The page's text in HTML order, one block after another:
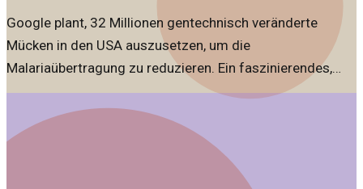
Google plant, 32 Millionen gentechnisch veränderte
Mücken in den USA auszusetzen, um die
Malariaübertragung zu reduzieren. Ein faszinierendes,
jedoch provokantes Unterfangen.